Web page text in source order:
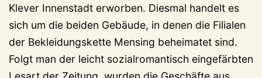
Klever Innenstadt erworben. Diesmal handelt es
sich um die beiden Gebäude, in denen die Filialen
der Bekleidungskette Mensing beheimatet sind.
Folgt man der leicht sozialromantisch eingefärbten